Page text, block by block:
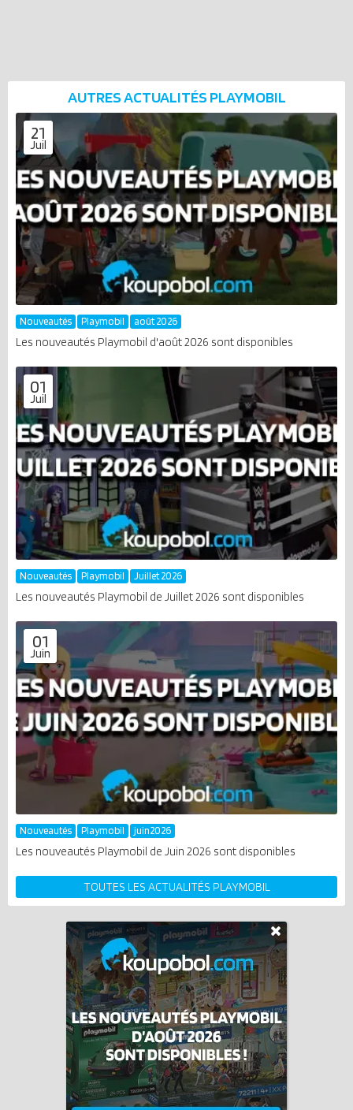
AUTRES ACTUALITÉS PLAYMOBIL
21
Juil
Nouveautés Playmobil août 2026
Les nouveautés Playmobil d'août 2026 sont disponibles
01
Juil
Nouveautés Playmobil Juillet 2026
Les nouveautés Playmobil de Juillet 2026 sont disponibles
01
Juin
Nouveautés Playmobil juin2026
Les nouveautés Playmobil de Juin 2026 sont disponibles
TOUTES LES ACTUALITÉS PLAYMOBIL